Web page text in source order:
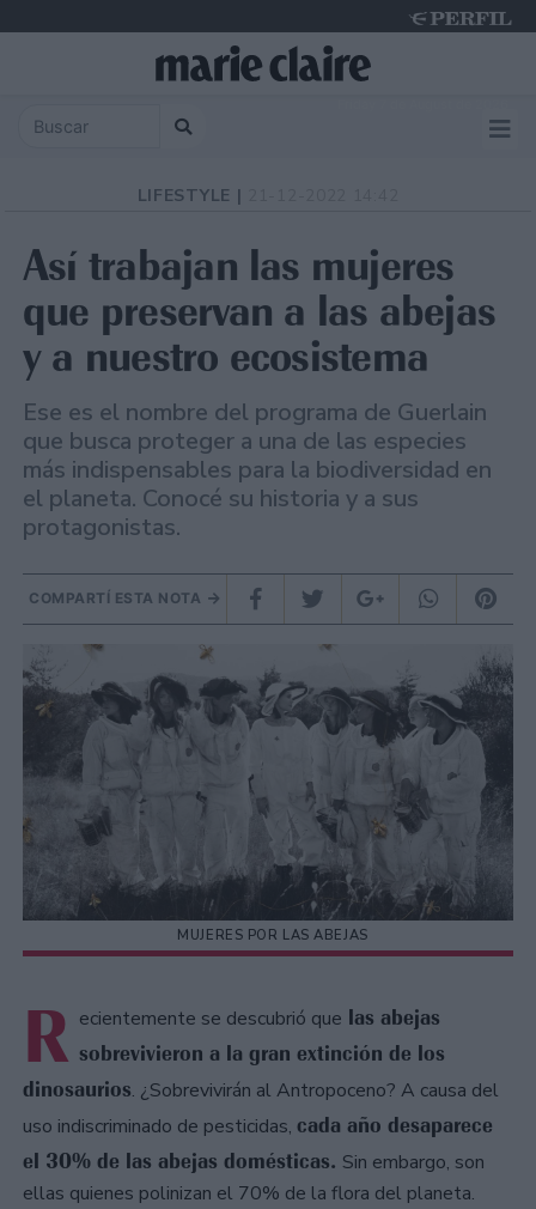
LIFESTYLE |
Así trabajan las mujeres
que preservan a las abejas
y a nuestro ecosistema
Ese es el nombre del programa de Guerlain
que busca proteger a una de las especies
más indispensables para la biodiversidad en
el planeta. Conocé su historia y a sus
protagonistas.
COMPARTÍ ESTA NOTA
MUJERES POR LAS ABEJAS
R ecientemente se descubrió que las abejas
sobrevivieron a la gran extinción de los
dinosaurios. ¿Sobrevivirán al Antropoceno? A causa del
uso indiscriminado de pesticidas, cada año desaparece
el 30% de las abejas domésticas. Sin embargo, son
ellas quienes polinizan el 70% de la flora del planeta.